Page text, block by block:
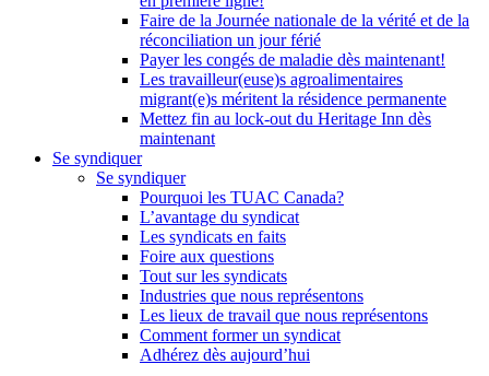
Faire de la Journée nationale de la vérité et de la
réconciliation un jour férié
Payer les congés de maladie dès maintenant!
Les travailleur(euse)s agroalimentaires
migrant(e)s méritent la résidence permanente
Mettez fin au lock-out du Heritage Inn dès
maintenant
Se syndiquer
Se syndiquer
Pourquoi les TUAC Canada?
L’avantage du syndicat
Les syndicats en faits
Foire aux questions
Tout sur les syndicats
Industries que nous représentons
Les lieux de travail que nous représentons
Comment former un syndicat
Adhérez dès aujourd’hui